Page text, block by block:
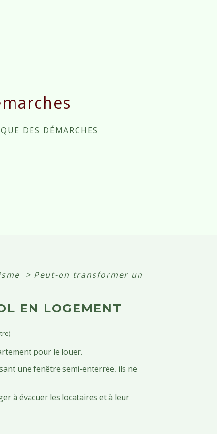
DES DÉMARCHES
> Peut-on transformer un
EN LOGEMENT
pour le louer.
une fenêtre semi-enterrée, ils ne
à évacuer les locataires et à leur